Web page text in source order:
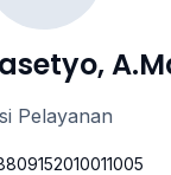
Pelayanan